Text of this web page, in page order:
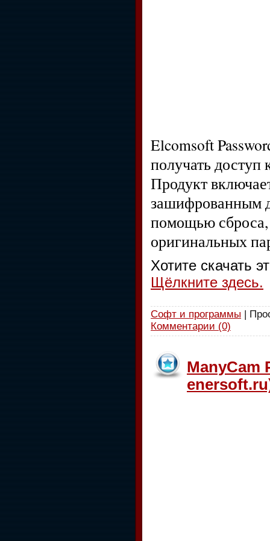
Elcomsoft
получать
Продукт
зашифрованным
помощью сброса,
оригинальных
Хотите скачать
Щёлкните здесь.
Софт и программы |
Комментарии (0)
ManyCam